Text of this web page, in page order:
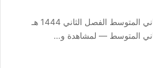
اختبار نهائي اللغة الانجليزية الثاني المتوسط الفصل الثاني 1444 هـ
المتوسط​ — لمشاهدة و…